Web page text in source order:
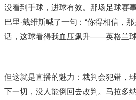
没看到手球，进球有效。那场足球赛
巴里·戴维斯喊了一句：“你得相信，
话，这球看得我血压飙升——英格兰球
但这就是直播的魅力：裁判会犯错，
下一切，没人能倒回去改判。马拉多